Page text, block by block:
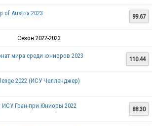
of Austria 2023
99.67
Сезон 2022-2023
мира среди юниоров 2023
110.44
2022 (ИСУ Челленджер)
ИСУ Гран-при Юниоры 2022
88.30